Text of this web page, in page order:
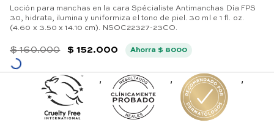
Loción para manchas en la cara Spécialiste Antimanchas Día FPS
30, hidrata, ilumina y uniformiza el tono de piel. 30 ml e 1 fl. oz.
(4.60 x 3.50 x 14.10 cm). NSOC22327-23CO.
$ 160.000 $ 152.000 Ahorra$ 8000
, , ,